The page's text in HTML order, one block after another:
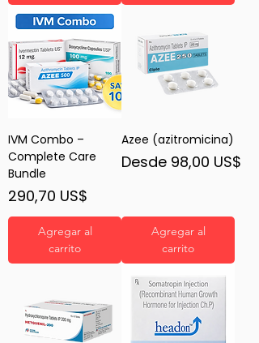
IVM Combo –
Complete Care
Bundle
Precio
290,70 US$
Agregar al
carrito
Azee (azitromicina)
Desde 98,00 US$
Precio de oferta
Agregar al
carrito